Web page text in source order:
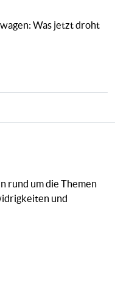
Was jetzt droht
rund um die Themen
und